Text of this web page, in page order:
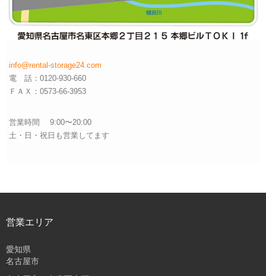
info@rental-storage24.com
電 話：0120-930-660
ＦＡＸ：0573-66-3953
営業時間 9:00〜20:00
土・日・祝日も営業してます
営業エリア
愛知県
名古屋市